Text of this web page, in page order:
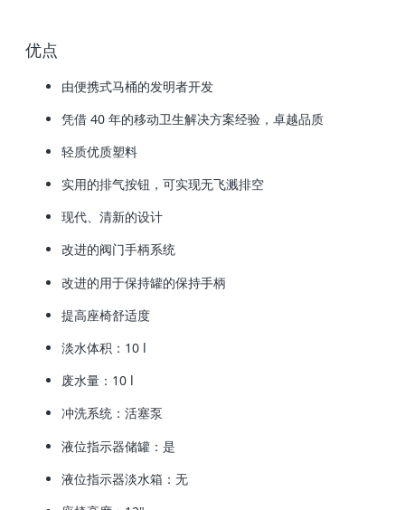
优点
由便携式马桶的发明者开发
凭借 40 年的移动卫生解决方案经验，卓越品质
轻质优质塑料
实用的排气按钮，可实现无飞溅排空
现代、清新的设计
改进的阀门手柄系统
改进的用于保持罐的保持手柄
提高座椅舒适度
淡水体积：10 l
废水量：10 l
冲洗系统：活塞泵
液位指示器储罐：是
液位指示器淡水箱：无